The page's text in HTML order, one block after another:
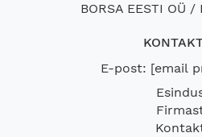
BORSA EESTI OÜ /
E-post: [email